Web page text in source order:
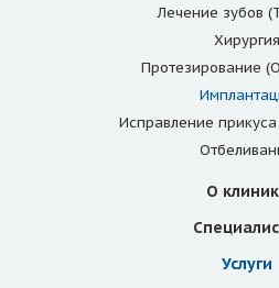
Лечение зубов
Хирургия
Протезирование
Исправление
О
Услуги